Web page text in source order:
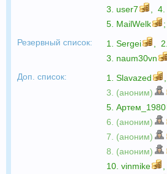
3. user7 4.
5. MailWelk
;
Резервный список:
1. Sergei 2.
3. naum30vn
Доп. список:
1. Slavazed
3. (аноним)
5. Артем_1980
6. (аноним)
7. (аноним)
8. (аноним)
10. vinmike